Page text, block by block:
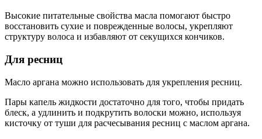
Высокие питательные свойства масла помогают быстро
восстановить сухие и поврежденные волосы, укрепляют
структуру волоса и избавляют от секущихся кончиков.
Для ресниц
Масло аргана можно использовать для укрепления ресниц.
Пары капель жидкости достаточно для того, чтобы придать
блеск, а удлинить и подкрутить волоски можно, используя
кисточку от туши для расчесывания ресниц с маслом аргана.